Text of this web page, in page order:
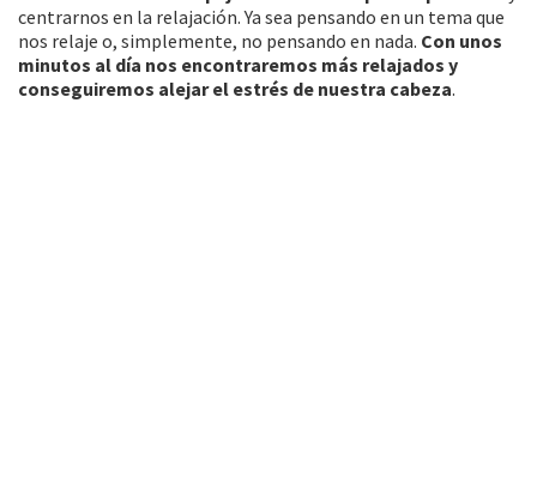
centrarnos en la relajación. Ya sea pensando en un tema que
nos relaje o, simplemente, no pensando en nada. Con unos
minutos al día nos encontraremos más relajados y
conseguiremos alejar el estrés de nuestra cabeza.